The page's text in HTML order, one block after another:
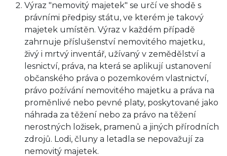
Výraz "nemovitý majetek" se určí ve shodě s
právními předpisy státu, ve kterém je takový
majetek umístěn. Výraz v každém případě
zahrnuje příslušenství nemovitého majetku,
živý i mrtvý inventář, užívaný v zemědělství a
lesnictví, práva, na která se aplikují ustanovení
občanského práva o pozemkovém vlastnictví,
právo požívání nemovitého majetku a práva na
proměnlivé nebo pevné platy, poskytované jako
náhrada za těžení nebo za právo na těžení
nerostných ložisek, pramenů a jiných přírodních
zdrojů. Lodi, čluny a letadla se nepovažují za
nemovitý majetek.